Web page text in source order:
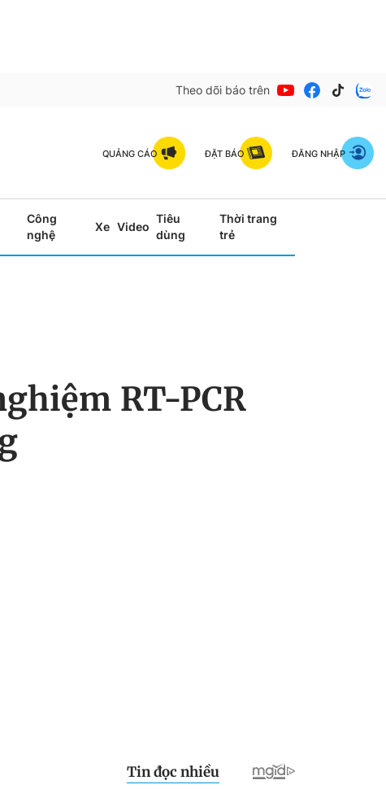
Theo dõi báo trên
QUẢNG CÁO ĐẶT BÁO ĐĂNG NHẬP
Công
nghệ
Xe Video
Tiêu
dùng
Thời trang
trẻ
RT-PCR